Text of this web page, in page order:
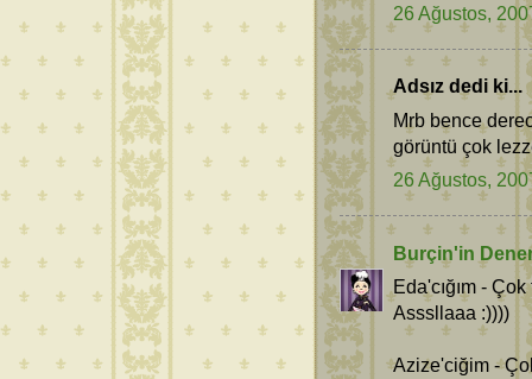
26 Ağustos,
Adsız dedi ki...
Mrb bence
görüntü çok
26 Ağustos,
Burçin'in
Eda'cığım -
Asssllaaa :))))
Azize'ciğim -